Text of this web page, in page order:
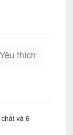
Yêu thích
và 6